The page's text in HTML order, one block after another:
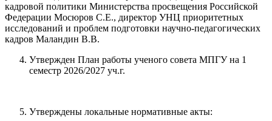
кадровой политики Министерства просвещения Российской
Федерации Мосюров С.Е., директор УНЦ приоритетных
исследований и проблем подготовки научно-педагогических
кадров Маландин В.В.
Утвержден План работы ученого совета МПГУ на 1
семестр 2026/2027 уч.г.
Утверждены локальные нормативные акты: